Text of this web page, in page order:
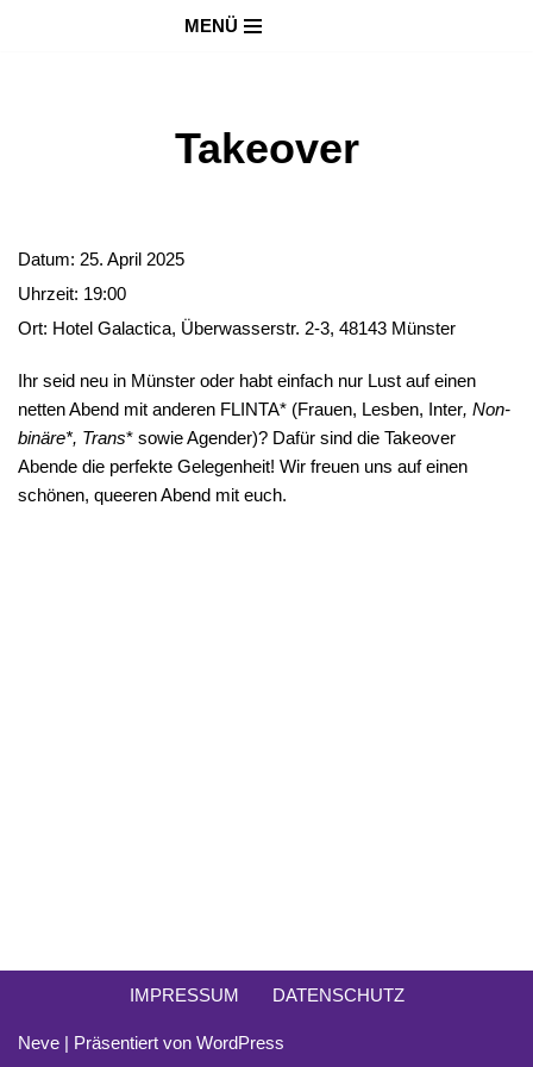
MENÜ
Takeover
Datum: 25. April 2025
Uhrzeit: 19:00
Ort: Hotel Galactica, Überwasserstr. 2-3, 48143 Münster
Ihr seid neu in Münster oder habt einfach nur Lust auf einen
netten Abend mit anderen FLINTA* (Frauen, Lesben, Inter, Non-
binäre*, Trans* sowie Agender)? Dafür sind die Takeover
Abende die perfekte Gelegenheit! Wir freuen uns auf einen
schönen, queeren Abend mit euch.
IMPRESSUM DATENSCHUTZ
Neve | Präsentiert von WordPress